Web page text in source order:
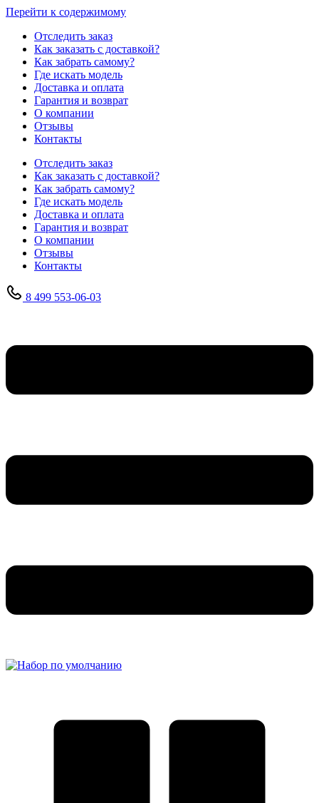
Перейти к содержимому
Отследить заказ
Как заказать с доставкой?
Как забрать самому?
Где искать модель
Доставка и оплата
Гарантия и возврат
О компании
Отзывы
Контакты
Отследить заказ
Как заказать с доставкой?
Как забрать самому?
Где искать модель
Доставка и оплата
Гарантия и возврат
О компании
Отзывы
Контакты
8 499 553-06-03